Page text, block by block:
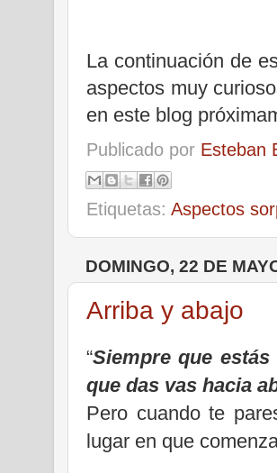
La continuación de
aspectos muy
en este blog
Publicado por Esteban
Etiquetas: Aspectos
DOMINGO, 22 DE
Arriba y abajo
“Siempre que
que das vas hacia
Pero cuando te
lugar en que